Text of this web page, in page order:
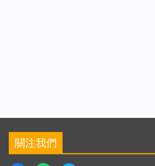
關注我們